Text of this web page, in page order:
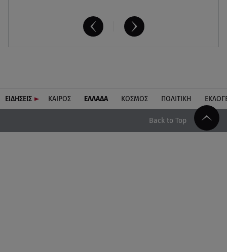
ΕΙΔΗΣΕΙΣ ΚΑΙΡΟΣ ΕΛΛΑΔΑ ΚΟΣΜΟΣ ΠΟΛΙΤΙΚΗ
Back to Top